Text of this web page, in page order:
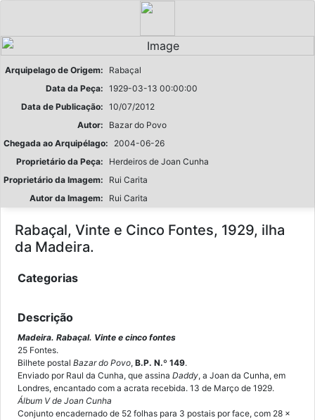
Arquipelago de Origem:
Rabaçal
Data da Peça: 1929-03-13 00:00:00
Data de Publicação: 10/07/2012
Autor:
Bazar do Povo
Chegada ao Arquipélago:
2004-06-26
Proprietário da Peça:
Herdeiros de Joan Cunha
Proprietário da Imagem:
Rui Carita
Autor da Imagem:
Rui Carita
Rabaçal, Vinte e Cinco Fontes, 1929, ilha
da Madeira.
Categorias
Descrição
Madeira. Rabaçal. Vinte e cinco fontes
25 Fontes.
Bilhete postal Bazar do Povo, B.P. N.º 149.
Enviado por Raul da Cunha, que assina Daddy, a Joan da Cunha, em
Londres, encantado com a acrata recebida. 13 de Março de 1929.
Álbum V de Joan Cunha
Conjunto encadernado de 52 folhas para 3 postais por face, com 28 x